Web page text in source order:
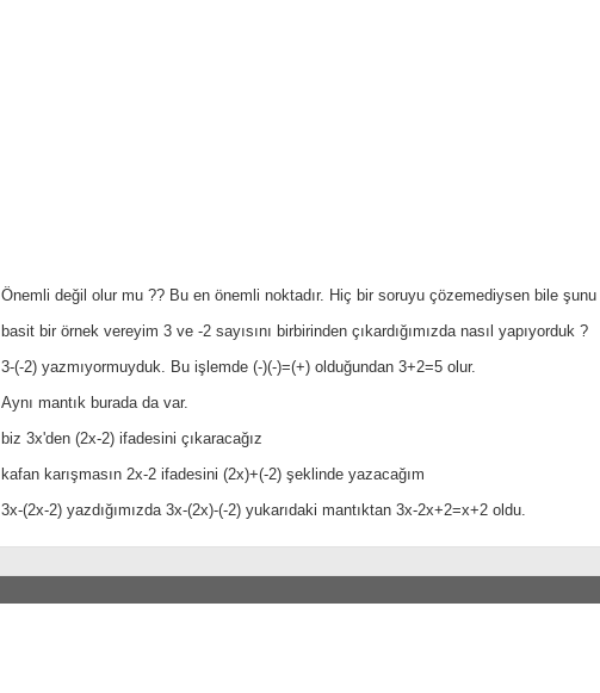
Önemli değil olur mu ?? Bu en önemli noktadır. Hiç bir soruyu çözemediysen bile şunu
basit bir örnek vereyim 3 ve -2 sayısını birbirinden çıkardığımızda nasıl yapıyorduk ?
3-(-2) yazmıyormuyduk. Bu işlemde (-)(-)=(+) olduğundan 3+2=5 olur.
Aynı mantık burada da var.
biz 3x'den (2x-2) ifadesini çıkaracağız
kafan karışmasın 2x-2 ifadesini (2x)+(-2) şeklinde yazacağım
3x-(2x-2) yazdığımızda 3x-(2x)-(-2) yukarıdaki mantıktan 3x-2x+2=x+2 oldu.